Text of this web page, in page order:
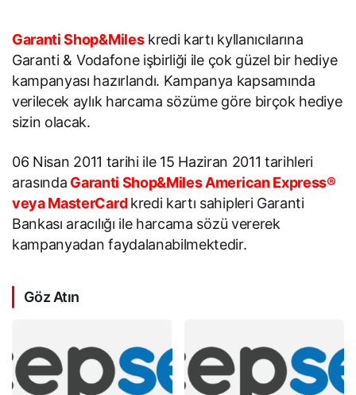
Garanti Shop&Mileskredi kartı kyllanıcılarına
Garanti & Vodafone işbirliği ile çok güzel bir hediye
kampanyası hazırlandı. Kampanya kapsamında
verilecek aylık harcama sözüme göre birçok hediye
sizin olacak.
06 Nisan 2011 tarihi ile 15 Haziran 2011 tarihleri
arasında Garanti Shop&Miles American Express®
veya MasterCardkredi kartı sahipleri Garanti
Bankası aracılığı ile harcama sözü vererek
kampanyadan faydalanabilmektedir.
Göz Atın